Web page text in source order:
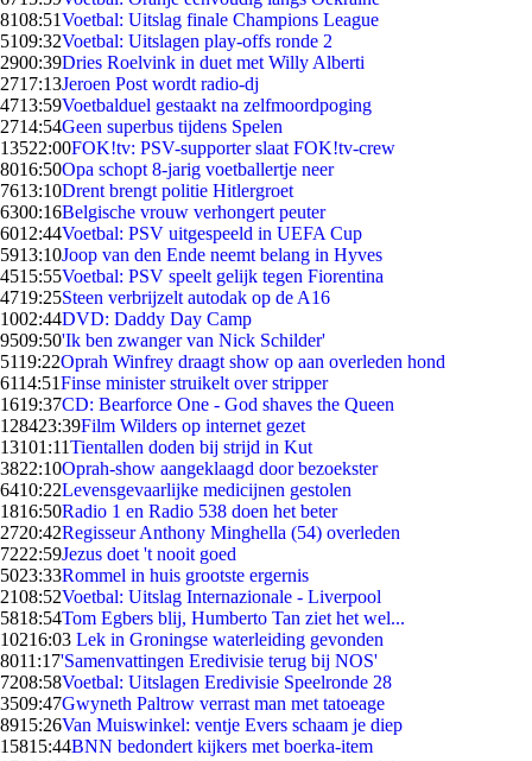
8108:51Voetbal: Uitslag finale Champions League
5109:32Voetbal: Uitslagen play-offs ronde 2
2900:39Dries Roelvink in duet met Willy Alberti
2717:13Jeroen Post wordt radio-dj
4713:59Voetbalduel gestaakt na zelfmoordpoging
2714:54Geen superbus tijdens Spelen
13522:00FOK!tv: PSV-supporter slaat FOK!tv-crew
8016:50Opa schopt 8-jarig voetballertje neer
7613:10Drent brengt politie Hitlergroet
6300:16Belgische vrouw verhongert peuter
6012:44Voetbal: PSV uitgespeeld in UEFA Cup
5913:10Joop van den Ende neemt belang in Hyves
4515:55Voetbal: PSV speelt gelijk tegen Fiorentina
4719:25Steen verbrijzelt autodak op de A16
1002:44DVD: Daddy Day Camp
9509:50'Ik ben zwanger van Nick Schilder'
5119:22Oprah Winfrey draagt show op aan overleden hond
6114:51Finse minister struikelt over stripper
1619:37CD: Bearforce One - God shaves the Queen
128423:39Film Wilders op internet gezet
13101:11Tientallen doden bij strijd in Kut
3822:10Oprah-show aangeklaagd door bezoekster
6410:22Levensgevaarlijke medicijnen gestolen
1816:50Radio 1 en Radio 538 doen het beter
2720:42Regisseur Anthony Minghella (54) overleden
7222:59Jezus doet 't nooit goed
5023:33Rommel in huis grootste ergernis
2108:52Voetbal: Uitslag Internazionale - Liverpool
5818:54Tom Egbers blij, Humberto Tan ziet het wel...
10216:03 Lek in Groningse waterleiding gevonden
8011:17'Samenvattingen Eredivisie terug bij NOS'
7208:58Voetbal: Uitslagen Eredivisie Speelronde 28
3509:47Gwyneth Paltrow verrast man met tatoeage
8915:26Van Muiswinkel: ventje Evers schaam je diep
15815:44BNN bedondert kijkers met boerka-item